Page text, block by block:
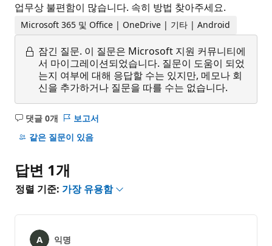
업무상 불편함이 많습니다. 속히 방법 찾아주세요.
Microsoft 365 및 Office | OneDrive | 기타 | Android
잠긴 질문. 이 질문은 Microsoft 지원 커뮤니티에
서 마이그레이션되었습니다. 질문이 도움이 되었
는지 여부에 대해 응답할 수는 있지만, 메모나 회
신을 추가하거나 질문을 따를 수는 없습니다.
댓글 0개
설
명
음
보고서
같은 질문이 있음
답변 1개
정렬 기준: 가장 유용함
익명